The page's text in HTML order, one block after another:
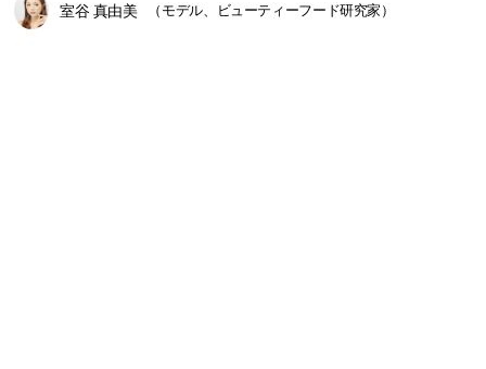
室谷 真由美 （モデル、ビューティーフード研究家）